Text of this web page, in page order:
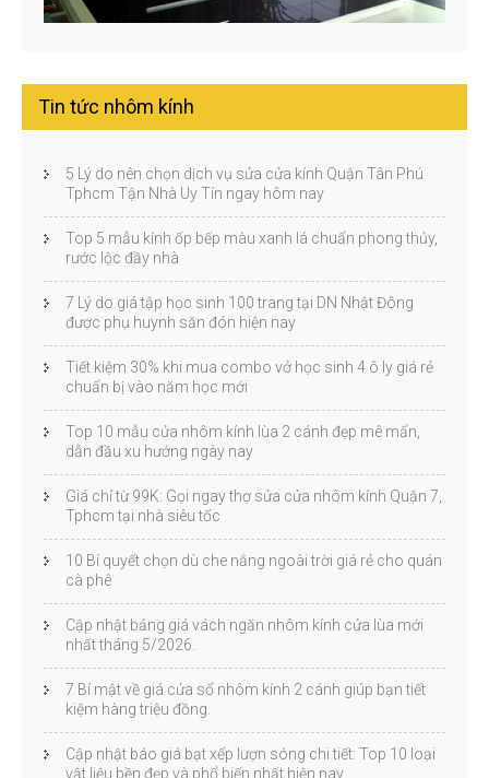
Tin tức nhôm kính
5 Lý do nên chọn dịch vụ sửa cửa kính Quận Tân Phú
Tphcm Tận Nhà Uy Tín ngay hôm nay
Top 5 mẫu kính ốp bếp màu xanh lá chuẩn phong thủy,
rước lộc đầy nhà
7 Lý do giá tập học sinh 100 trang tại DN Nhật Đông
được phụ huynh săn đón hiện nay
Tiết kiệm 30% khi mua combo vở học sinh 4 ô ly giá rẻ
chuẩn bị vào năm học mới
Top 10 mẫu cửa nhôm kính lùa 2 cánh đẹp mê mẩn,
dẫn đầu xu hướng ngày nay
Giá chỉ từ 99K: Gọi ngay thợ sửa cửa nhôm kính Quận 7,
Tphcm tại nhà siêu tốc
10 Bí quyết chọn dù che nắng ngoài trời giá rẻ cho quán
cà phê
Cập nhật bảng giá vách ngăn nhôm kính cửa lùa mới
nhất tháng 5/2026.
7 Bí mật về giá cửa sổ nhôm kính 2 cánh giúp bạn tiết
kiệm hàng triệu đồng.
Cập nhật báo giá bạt xếp lượn sóng chi tiết: Top 10 loại
vật liệu bền đẹp và phổ biến nhất hiện nay